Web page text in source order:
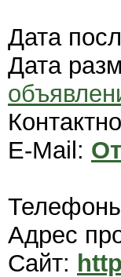
Дата
Дата
E-Mail:
Адрес
Сайт: